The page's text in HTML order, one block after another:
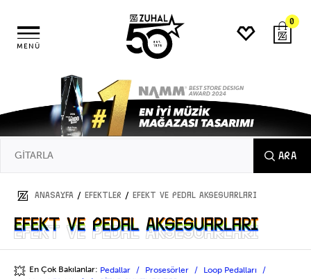
MENÜ
0
ARA
ANASAYFA / EFEKTLER / Efekt ve Pedal Aksesuarları
Efekt ve Pedal Aksesuarları
Efekt ve Pedal Aksesuarları
💥 En Çok Bakılanlar: Pedallar Prosesörler
Loop Pedalları